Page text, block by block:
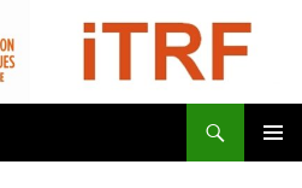
CFDT Education Formation Recherche Publiques Académie de Toulouse – ITRF